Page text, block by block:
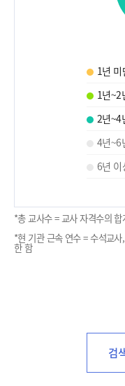
1년 미
1년~2
2년~4
4년~6
6년 이
*총 교사수 = 교사 자격수의 합
*현 기관 근속 연수 = 수석교
한 함
검